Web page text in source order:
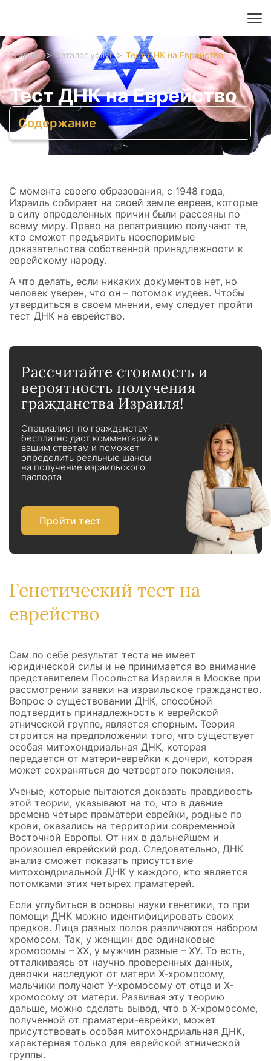
Гражданство Израиля
Репатриация в Израиль — услуги под ключ
Поиск еврейских корней
Сопровождение в Израиле
Подготовка к консульской проверке
Запись в консульство Израиля в Москве без очереди
Даркон
Лессе-пассе
Теудат-Зеут
Регистрация банковского счета в Израиле
Оформление в больничной кассе
Оформление корзины абсорбции
Главная > Каталог услуг > Тест ДНК на Еврейство
Тест ДНК на Еврейство
Содержание
Генетический тест на еврейство
По крови – анализ ДНК
доказательством?
Что нужно для доказательства
еврейства?
С момента своего образования, с 1948 года,
Израиль собирает на своей земле евреев, которые
в силу определенных причин были рассеяны по
всему миру. Право на репатриацию получают те,
кто сможет предъявить неоспоримые
доказательства собственной принадлежности к
еврейскому народу.
А что делать, если никаких документов нет, но
человек уверен, что он – потомок иудеев. Чтобы
утвердиться в своем мнении, ему следует пройти
тест ДНК на еврейство.
Рассчитайте стоимость и
вероятность получения
гражданства Израиля!
Специалист по гражданству
бесплатно даст комментарий к
вашим ответам и поможет
определить реальные шансы
на получение израильского
паспорта
Пройти тест
Генетический тест на
еврейство
Сам по себе результат теста не имеет
юридической силы и не принимается во внимание
представителем Посольства Израиля в Москве при
рассмотрении заявки на израильское гражданство.
Вопрос о существовании ДНК, способной
подтвердить принадлежность к еврейской
этнической группе, является спорным. Теория
строится на предположении того, что существует
особая митохондриальная ДНК, которая
передается от матери-еврейки к дочери, которая
может сохраняться до четвертого поколения.
Ученые, которые пытаются доказать правдивость
этой теории, указывают на то, что в давние
времена четыре праматери еврейки, родные по
крови, оказались на территории современной
Восточной Европы. От них в дальнейшем и
произошел еврейский род. Следовательно, ДНК
анализ сможет показать присутствие
митохондриальной ДНК у каждого, кто является
потомками этих четырех праматерей.
Если углубиться в основы науки генетики, то при
помощи ДНК можно идентифицировать своих
предков. Лица разных полов различаются набором
хромосом. Так, у женщин две одинаковые
хромосомы – ХХ, у мужчин разные – ХУ. То есть,
отталкиваясь от научно проверенных данных,
девочки наследуют от матери Х-хромосому,
мальчики получают У-хромосому от отца и Х-
хромосому от матери. Развивая эту теорию
дальше, можно сделать вывод, что в Х-хромосоме,
полученной от праматери-еврейки, может
присутствовать особая митохондриальная ДНК,
характерная только для еврейской этнической
группы.